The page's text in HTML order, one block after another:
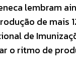
lembram
de mais
de
o ritmo de